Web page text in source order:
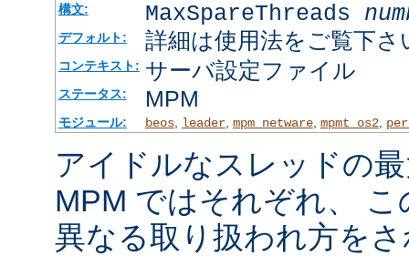
構文: MaxSpareThreads
デフォルト: 詳細は使用法をご覧下さ
コンテキスト: サーバ設定ファイル
ステータス: MPM
モジュール: beos, leader, mpm_netware, mpmt_os2,
アイドルなスレッドの
MPM ではそれぞれ、
異なる取り扱われ方を